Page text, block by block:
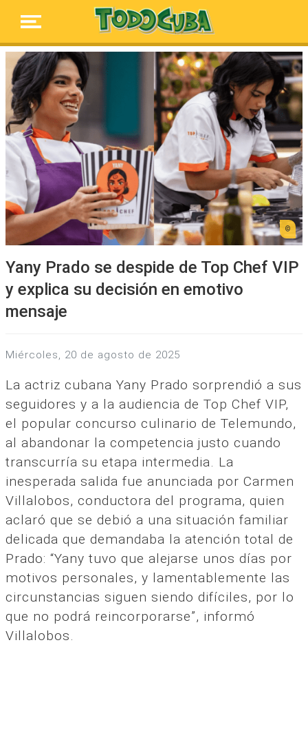
Yany Prado se despide de Top Chef VIP
y explica su decisión en emotivo
mensaje
miércoles, 20 de agosto de 2025
La actriz cubana Yany Prado sorprendió a sus
seguidores y a la audiencia de Top Chef VIP,
el popular concurso culinario de Telemundo,
al abandonar la competencia justo cuando
transcurría su etapa intermedia. La
inesperada salida fue anunciada por Carmen
Villalobos, conductora del programa, quien
aclaró que se debió a una situación familiar
delicada que demandaba la atención total de
Prado: “Yany tuvo que alejarse unos días por
motivos personales, y lamentablemente las
circunstancias siguen siendo difíciles, por lo
que no podrá reincorporarse”, informó
Villalobos.